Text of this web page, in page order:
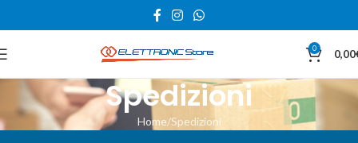
0 0,00
Spedizioni
Home Spedizioni